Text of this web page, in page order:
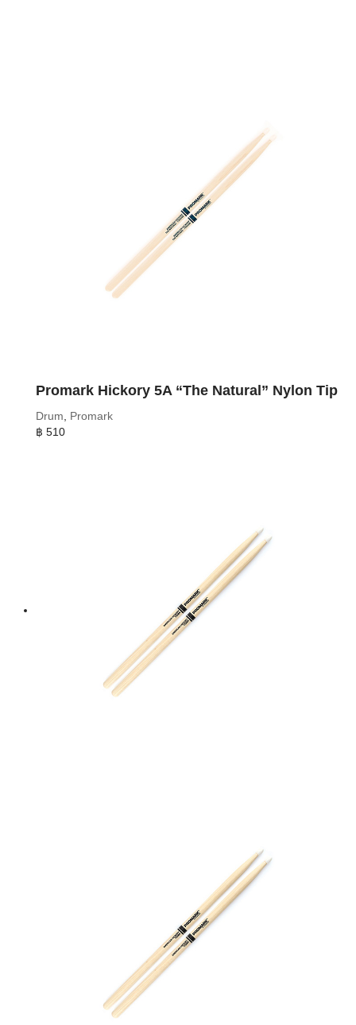
Promark Hickory 5A “The Natural” Nylon Tip
Drum
Promark
฿ 510